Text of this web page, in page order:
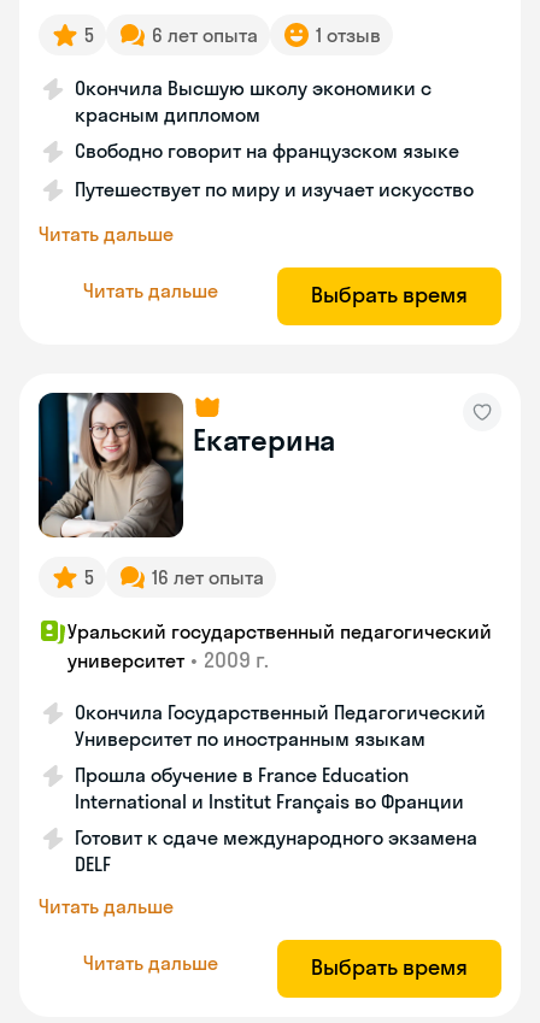
5 6 лет опыта 1 отзыв
Окончила Высшую школу экономики с
красным дипломом
Свободно говорит на французском языке
Путешествует по миру и изучает искусство
Читать дальше
Читать дальше Выбрать время
Екатерина
5 16 лет опыта
Уральский государственный педагогический
университет • 2009 г.
Окончила Государственный Педагогический
Университет по иностранным языкам
Прошла обучение в France Education
International и Institut Français во Франции
Готовит к сдаче международного экзамена
DELF
Читать дальше
Читать дальше Выбрать время